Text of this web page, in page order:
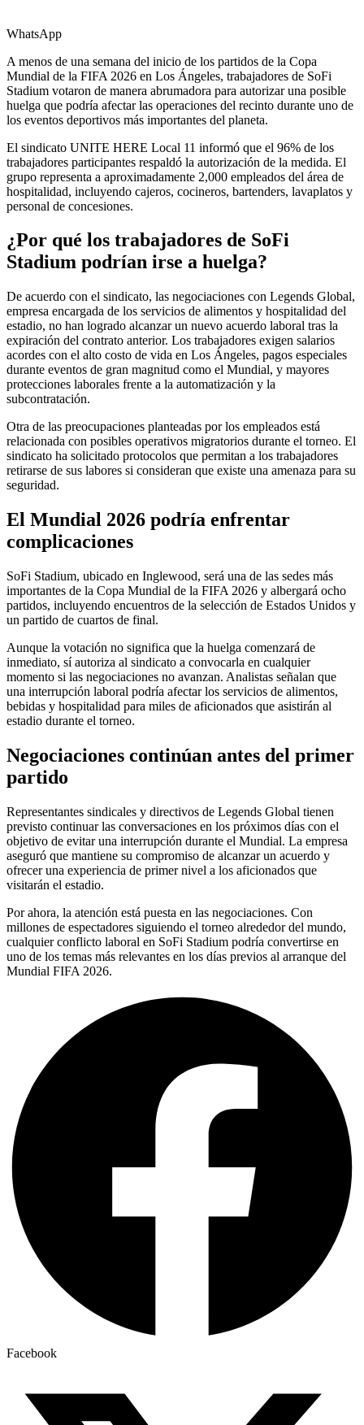
WhatsApp
A menos de una semana del inicio de los partidos de la Copa
Mundial de la FIFA 2026 en Los Ángeles, trabajadores de SoFi
Stadium votaron de manera abrumadora para autorizar una posible
huelga que podría afectar las operaciones del recinto durante uno de
los eventos deportivos más importantes del planeta.
El sindicato UNITE HERE Local 11 informó que el 96% de los
trabajadores participantes respaldó la autorización de la medida. El
grupo representa a aproximadamente 2,000 empleados del área de
hospitalidad, incluyendo cajeros, cocineros, bartenders, lavaplatos y
personal de concesiones.
¿Por qué los trabajadores de SoFi
Stadium podrían irse a huelga?
De acuerdo con el sindicato, las negociaciones con Legends Global,
empresa encargada de los servicios de alimentos y hospitalidad del
estadio, no han logrado alcanzar un nuevo acuerdo laboral tras la
expiración del contrato anterior. Los trabajadores exigen salarios
acordes con el alto costo de vida en Los Ángeles, pagos especiales
durante eventos de gran magnitud como el Mundial, y mayores
protecciones laborales frente a la automatización y la
subcontratación.
Otra de las preocupaciones planteadas por los empleados está
relacionada con posibles operativos migratorios durante el torneo. El
sindicato ha solicitado protocolos que permitan a los trabajadores
retirarse de sus labores si consideran que existe una amenaza para su
seguridad.
El Mundial 2026 podría enfrentar
complicaciones
SoFi Stadium, ubicado en Inglewood, será una de las sedes más
importantes de la Copa Mundial de la FIFA 2026 y albergará ocho
partidos, incluyendo encuentros de la selección de Estados Unidos y
un partido de cuartos de final.
Aunque la votación no significa que la huelga comenzará de
inmediato, sí autoriza al sindicato a convocarla en cualquier
momento si las negociaciones no avanzan. Analistas señalan que
una interrupción laboral podría afectar los servicios de alimentos,
bebidas y hospitalidad para miles de aficionados que asistirán al
estadio durante el torneo.
Negociaciones continúan antes del primer
partido
Representantes sindicales y directivos de Legends Global tienen
previsto continuar las conversaciones en los próximos días con el
objetivo de evitar una interrupción durante el Mundial. La empresa
aseguró que mantiene su compromiso de alcanzar un acuerdo y
ofrecer una experiencia de primer nivel a los aficionados que
visitarán el estadio.
Por ahora, la atención está puesta en las negociaciones. Con
millones de espectadores siguiendo el torneo alrededor del mundo,
cualquier conflicto laboral en SoFi Stadium podría convertirse en
uno de los temas más relevantes en los días previos al arranque del
Mundial FIFA 2026.
Facebook